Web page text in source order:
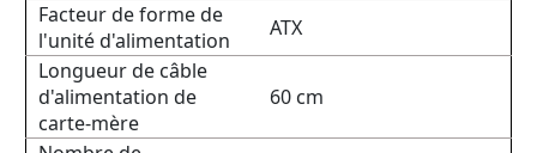
Facteur de forme de
l'unité d'alimentation
ATX
Longueur de câble
d'alimentation de
carte-mère
60 cm